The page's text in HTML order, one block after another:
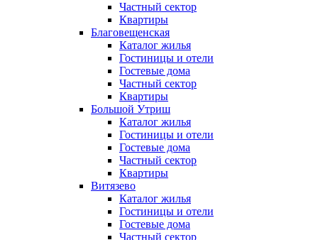
Частный сектор
Квартиры
Благовещенская
Каталог жилья
Гостиницы и отели
Гостевые дома
Частный сектор
Квартиры
Большой Утриш
Каталог жилья
Гостиницы и отели
Гостевые дома
Частный сектор
Квартиры
Витязево
Каталог жилья
Гостиницы и отели
Гостевые дома
Частный сектор